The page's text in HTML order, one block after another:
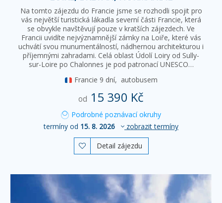
Na tomto zájezdu do Francie jsme se rozhodli spojit pro
vás největší turistická lákadla severní části Francie, která
se obvykle navštěvují pouze v kratších zájezdech. Ve
Francii uvidíte nejvýznamnější zámky na Loiře, které vás
uchvátí svou munumentálností, nádhernou architekturou i
příjemnými zahradami. Celá oblast Údolí Loiry od Sully-
sur-Loire po Chalonnes je pod patronací UNESCO…
Francie 9 dní, autobusem
od 15 390 Kč
Podrobné poznávací okruhy
termíny od 15. 8. 2026 zobrazit termíny
 Detail zájezdu